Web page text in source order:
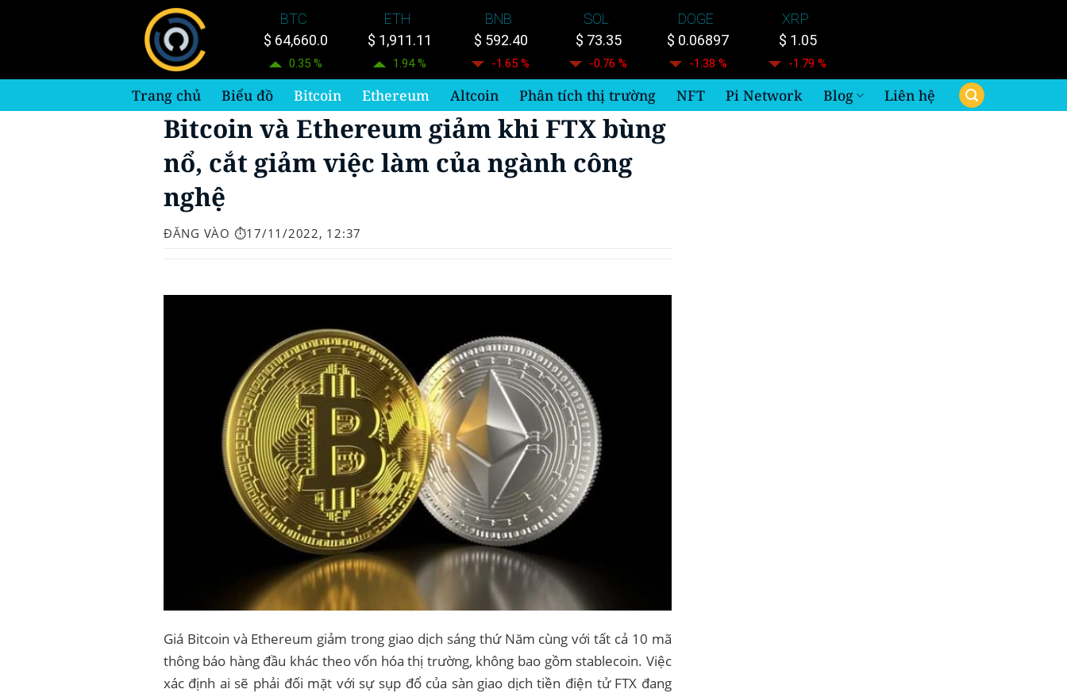
BTC
$ 64,660.0
0.35 %
ETH
$ 1,911.11
1.94 %
BNB
$ 592.40
-1.65 %
SOL
$ 73.35
-0.76 %
DOGE
$ 0.06897
-1.38 %
XRP
$ 1.05
-1.79 %
Trang chủ Biểu đồ Bitcoin Ethereum Altcoin Phân tích thị trường NFT Pi Network Blog Liên hệ
Bitcoin và Ethereum giảm khi FTX bùng
nổ, cắt giảm việc làm của ngành công
nghệ
ĐĂNG VÀO ⏱️17/11/2022, 12:37
Giá Bitcoin và Ethereum giảm trong giao dịch sáng thứ Năm cùng với tất cả 10 mã
thông báo hàng đầu khác theo vốn hóa thị trường, không bao gồm stablecoin. Việc
xác định ai sẽ phải đối mặt với sự sụp đổ của sàn giao dịch tiền điện tử FTX đang